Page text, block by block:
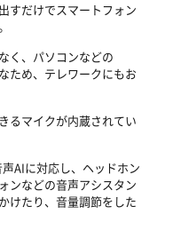
すだけでスマートフォン
く、パソコンなどの
ため、テレワークにもお
るマイクが内蔵されてい
AIに対応し、ヘッドホン
ンなどの音声アシスタン
けたり、音量調節をした